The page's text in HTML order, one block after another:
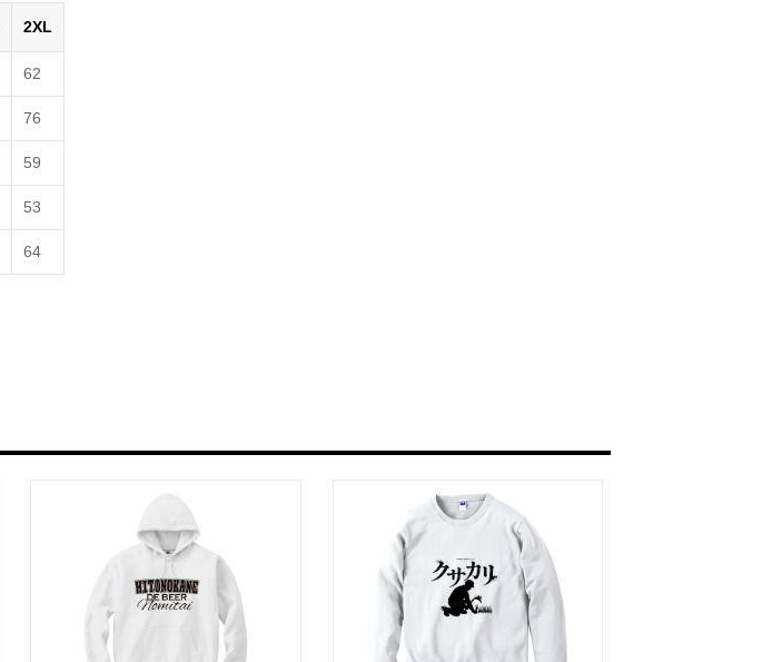
2XL
62
76
59
53
64